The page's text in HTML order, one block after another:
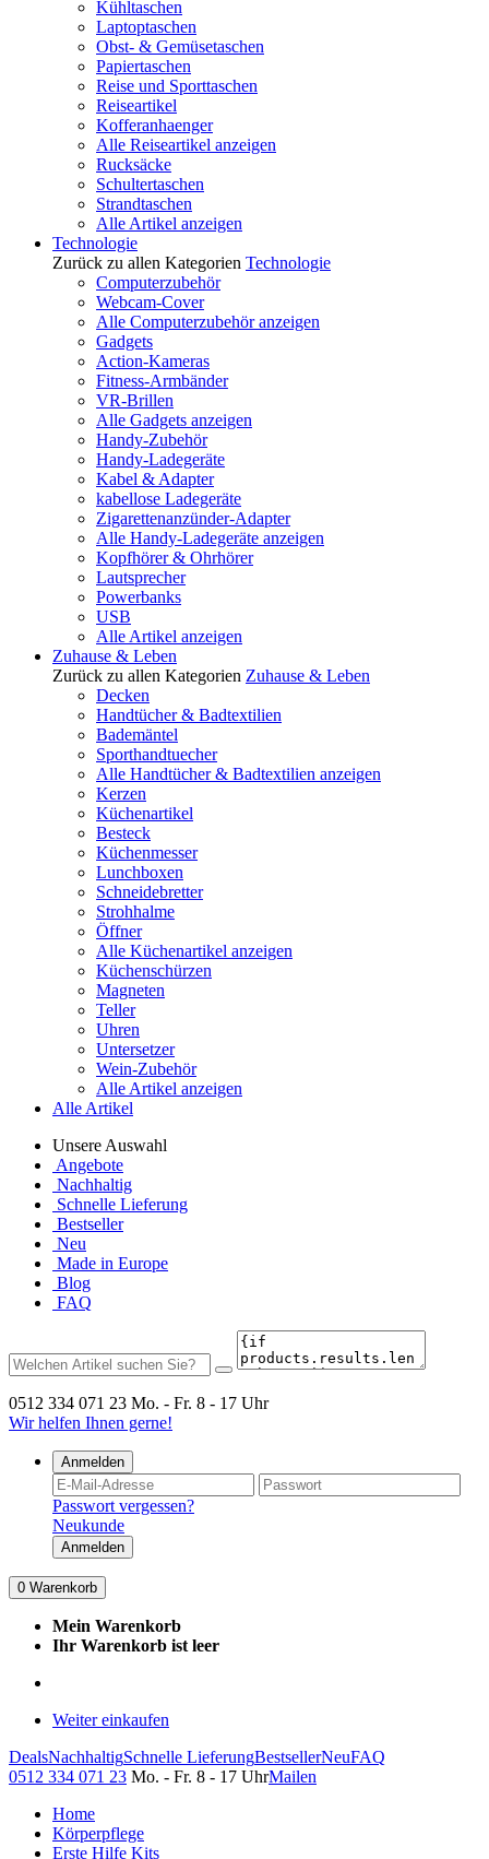
Kühltaschen
Laptoptaschen
Obst- & Gemüsetaschen
Papiertaschen
Reise und Sporttaschen
Reiseartikel
Kofferanhaenger
Alle Reiseartikel anzeigen
Rucksäcke
Schultertaschen
Strandtaschen
Alle Artikel anzeigen
Technologie
Zurück zu allen Kategorien Technologie
Computerzubehör
Webcam-Cover
Alle Computerzubehör anzeigen
Gadgets
Action-Kameras
Fitness-Armbänder
VR-Brillen
Alle Gadgets anzeigen
Handy-Zubehör
Handy-Ladegeräte
Kabel & Adapter
kabellose Ladegeräte
Zigarettenanzünder-Adapter
Alle Handy-Ladegeräte anzeigen
Kopfhörer & Ohrhörer
Lautsprecher
Powerbanks
USB
Alle Artikel anzeigen
Zuhause & Leben
Zurück zu allen Kategorien Zuhause & Leben
Decken
Handtücher & Badtextilien
Bademäntel
Sporthandtuecher
Alle Handtücher & Badtextilien anzeigen
Kerzen
Küchenartikel
Besteck
Küchenmesser
Lunchboxen
Schneidebretter
Strohhalme
Öffner
Alle Küchenartikel anzeigen
Küchenschürzen
Magneten
Teller
Uhren
Untersetzer
Wein-Zubehör
Alle Artikel anzeigen
Alle Artikel
Unsere Auswahl
Angebote
Nachhaltig
Schnelle Lieferung
Bestseller
Neu
Made in Europe
Blog
FAQ
0512 334 071 23 Mo. - Fr. 8 - 17 Uhr
Wir helfen Ihnen gerne!
Anmelden
Passwort vergessen?
Neukunde
Anmelden
0 Warenkorb
Mein Warenkorb
Ihr Warenkorb ist leer
Weiter einkaufen
DealsNachhaltigSchnelle LieferungBestsellerNeuFAQ
0512 334 071 23 Mo. - Fr. 8 - 17 UhrMailen
Home
Körperpflege
Erste Hilfe Kits